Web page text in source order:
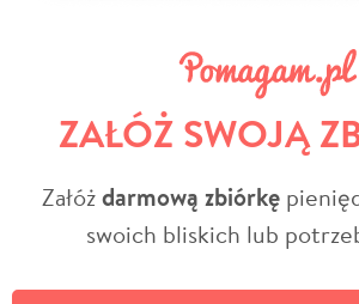
ZAŁÓŻ SWOJĄ
Załóżdarmową zbiórkę
swoich bliskich lub